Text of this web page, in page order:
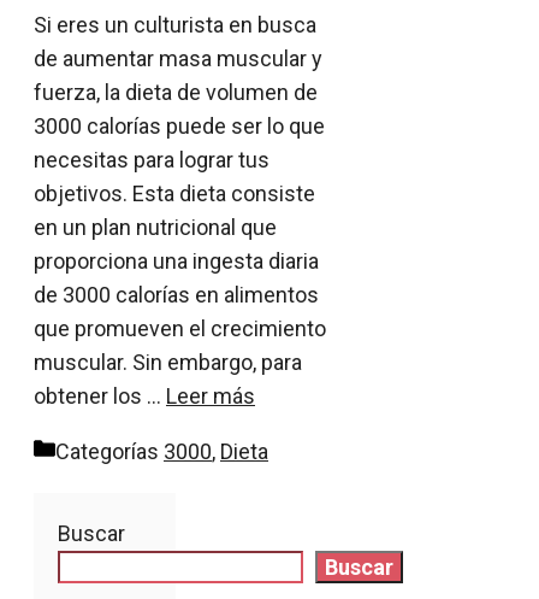
Si eres un culturista en busca
de aumentar masa muscular y
fuerza, la dieta de volumen de
3000 calorías puede ser lo que
necesitas para lograr tus
objetivos. Esta dieta consiste
en un plan nutricional que
proporciona una ingesta diaria
de 3000 calorías en alimentos
que promueven el crecimiento
muscular. Sin embargo, para
obtener los … Leer más
Categorías 3000, Dieta
Buscar
Buscar